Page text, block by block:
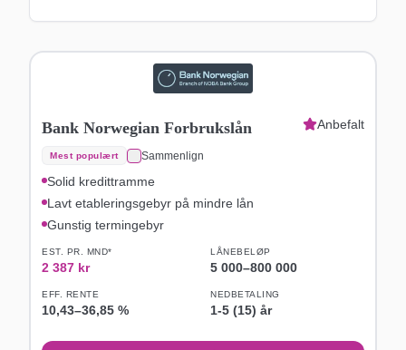
Bank Norwegian Forbrukslån
Mest populært Sammenlign
Anbefalt
Solid kredittramme
Lavt etableringsgebyr på mindre lån
Gunstig termingebyr
EST. PR. MND*
2 387 kr
LÅNEBELØP
5 000–800 000
EFF. RENTE
10,43–36,85 %
NEDBETALING
1-5 (15) år